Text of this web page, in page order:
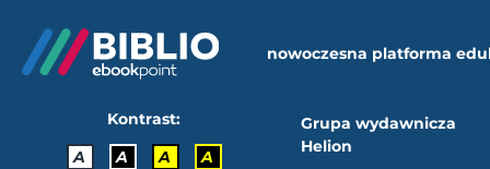
nowoczesna platforma
Kontrast:
A
A A A
Grupa wydawnicza
Helion